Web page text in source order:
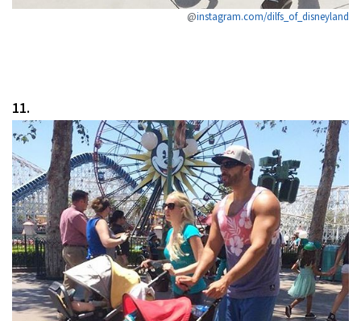
@instagram.com/dilfs_of_disneyland
11.